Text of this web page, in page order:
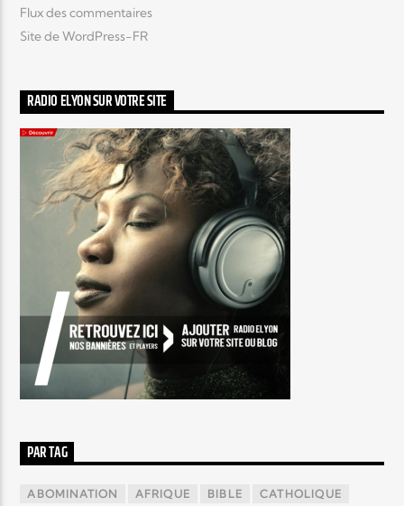
Flux des commentaires
Site de WordPress-FR
RADIO ELYON SUR VOTRE SITE
PAR TAG
ABOMINATION AFRIQUE BIBLE CATHOLIQUE